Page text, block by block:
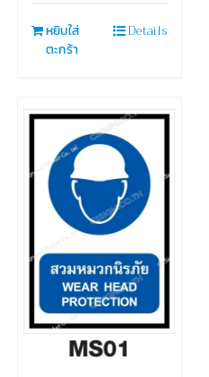
หยิบใส่
ตะกร้า
Details